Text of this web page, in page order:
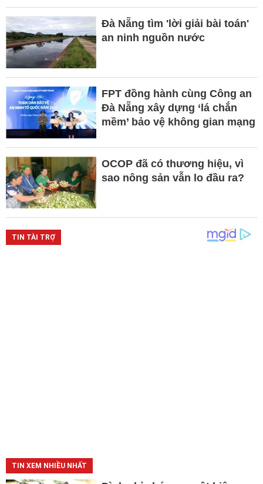
Đà Nẵng tìm 'lời giải bài toán'
an ninh nguồn nước
FPT đồng hành cùng Công an
Đà Nẵng xây dựng ‘lá chắn
mềm’ bảo vệ không gian mạng
OCOP đã có thương hiệu, vì
sao nông sản vẫn lo đầu ra?
TIN XEM NHIỀU NHẤT